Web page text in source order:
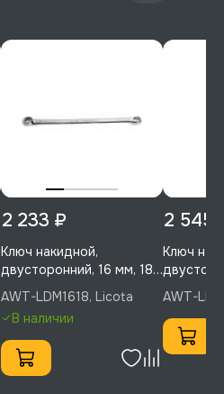
2 233 ₽
Ключ накидной,
двусторонний, 16 мм, 18
мм, Licota, AWT-LDM1618
AWT-LDM1618, Licota
В наличии
2 545
Ключ
мм,
AWT-